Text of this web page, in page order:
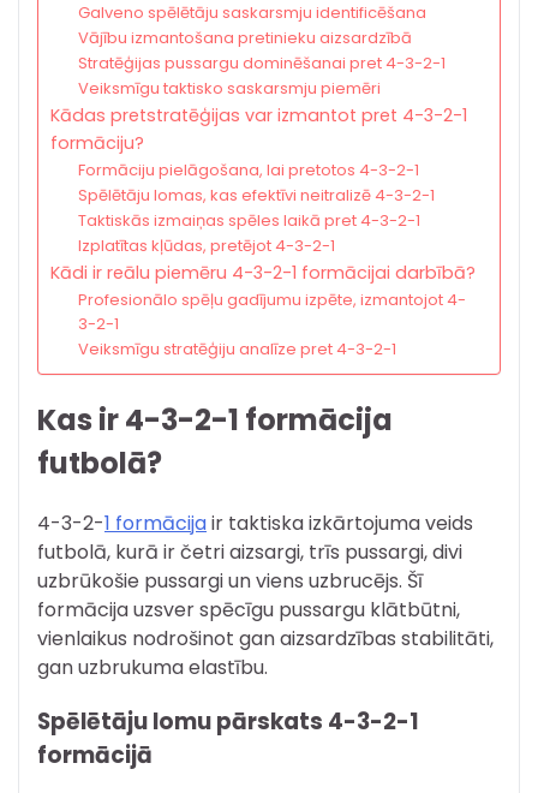
Galveno spēlētāju saskarsmju identificēšana
Vājību izmantošana pretinieku aizsardzībā
Stratēģijas pussargu dominēšanai pret 4-3-2-1
Veiksmīgu taktisko saskarsmju piemēri
Kādas pretstratēģijas var izmantot pret 4-3-2-1
formāciju?
Formāciju pielāgošana, lai pretotos 4-3-2-1
Spēlētāju lomas, kas efektīvi neitralizē 4-3-2-1
Taktiskās izmaiņas spēles laikā pret 4-3-2-1
Izplatītas kļūdas, pretējot 4-3-2-1
Kādi ir reālu piemēru 4-3-2-1 formācijai darbībā?
Profesionālo spēļu gadījumu izpēte, izmantojot 4-
3-2-1
Veiksmīgu stratēģiju analīze pret 4-3-2-1
Kas ir 4-3-2-1 formācija
futbolā?
4-3-2-1 formācijair taktiska izkārtojuma veids
futbolā, kurā ir četri aizsargi, trīs pussargi, divi
uzbrūkošie pussargi un viens uzbrucējs. Šī
formācija uzsver spēcīgu pussargu klātbūtni,
vienlaikus nodrošinot gan aizsardzības stabilitāti,
gan uzbrukuma elastību.
Spēlētāju lomu pārskats 4-3-2-1
formācijā